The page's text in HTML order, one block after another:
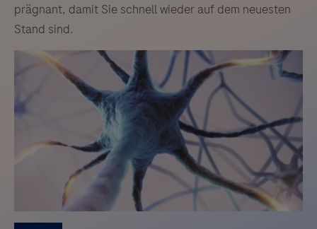
prägnant, damit Sie schnell wieder auf dem neuesten
Stand sind.